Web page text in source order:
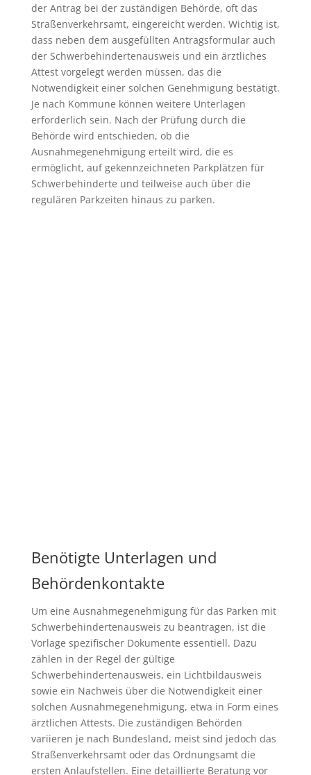
der Antrag bei der zuständigen Behörde, oft das
Straßenverkehrsamt, eingereicht werden. Wichtig ist,
dass neben dem ausgefüllten Antragsformular auch
der Schwerbehindertenausweis und ein ärztliches
Attest vorgelegt werden müssen, das die
Notwendigkeit einer solchen Genehmigung bestätigt.
Je nach Kommune können weitere Unterlagen
erforderlich sein. Nach der Prüfung durch die
Behörde wird entschieden, ob die
Ausnahmegenehmigung erteilt wird, die es
ermöglicht, auf gekennzeichneten Parkplätzen für
Schwerbehinderte und teilweise auch über die
regulären Parkzeiten hinaus zu parken.
Benötigte Unterlagen und
Behördenkontakte
Um eine Ausnahmegenehmigung für das Parken mit
Schwerbehindertenausweis zu beantragen, ist die
Vorlage spezifischer Dokumente essentiell. Dazu
zählen in der Regel der gültige
Schwerbehindertenausweis, ein Lichtbildausweis
sowie ein Nachweis über die Notwendigkeit einer
solchen Ausnahmegenehmigung, etwa in Form eines
ärztlichen Attests. Die zuständigen Behörden
variieren je nach Bundesland, meist sind jedoch das
Straßenverkehrsamt oder das Ordnungsamt die
ersten Anlaufstellen. Eine detaillierte Beratung vor